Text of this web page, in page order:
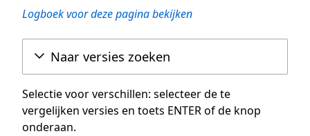
Logboek voor deze pagina bekijken
Naar versies zoeken
Selectie voor verschillen: selecteer de te
vergelijken versies en toets ENTER of de knop
onderaan.